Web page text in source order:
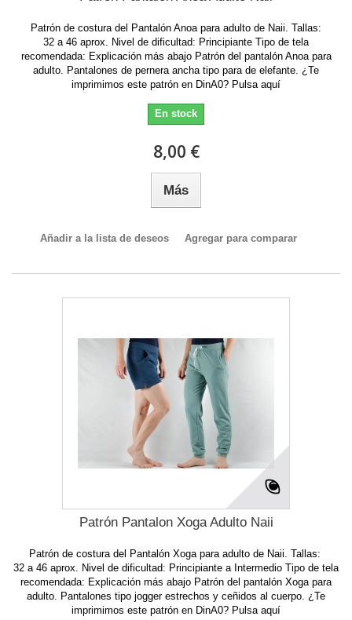
Patrón de costura del Pantalón Anoa para adulto de Naii. Tallas:
32 a 46 aprox. Nivel de dificultad: Principiante Tipo de tela
recomendada: Explicación más abajo Patrón del pantalón Anoa para
adulto. Pantalones de pernera ancha tipo para de elefante. ¿Te
imprimimos este patrón en DinA0? Pulsa aquí
En stock
8,00 €
Más
Añadir a la lista de deseos Agregar para comparar
Patrón Pantalon Xoga Adulto Naii
Patrón de costura del Pantalón Xoga para adulto de Naii. Tallas:
32 a 46 aprox. Nivel de dificultad: Principiante a Intermedio Tipo de tela
recomendada: Explicación más abajo Patrón del pantalón Xoga para
adulto. Pantalones tipo jogger estrechos y ceñidos al cuerpo. ¿Te
imprimimos este patrón en DinA0? Pulsa aquí